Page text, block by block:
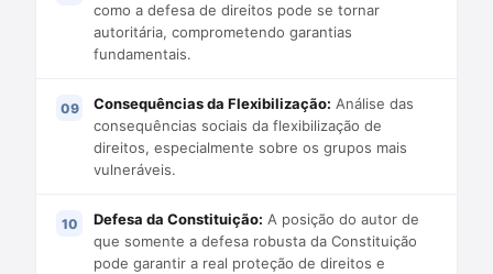
como a defesa de direitos pode se tornar
autoritária, comprometendo garantias
fundamentais.
Consequências da Flexibilização: Análise das
consequências sociais da flexibilização de
direitos, especialmente sobre os grupos mais
vulneráveis.
Defesa da Constituição: A posição do autor de
que somente a defesa robusta da Constituição
pode garantir a real proteção de direitos e